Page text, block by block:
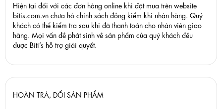
Hiện tại đối với các đơn hàng online khi đặt mua trên website
bitis.com.vn chưa hỗ chính sách đồng kiểm khi nhận hàng. Quý
khách có thể kiểm tra sau khi đã thanh toán cho nhân viên giao
hàng. Mọi vấn đề phát sinh về sản phẩm của quý khách đều
được Biti’s hỗ trợ giải quyết.
HOÀN TRẢ, ĐỔI SẢN PHẨM